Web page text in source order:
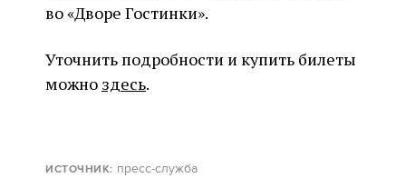
во «Дворе Гостинки».
Уточнить подробности и купить билеты
можно здесь.
ИСТОЧНИК: пресс-служба